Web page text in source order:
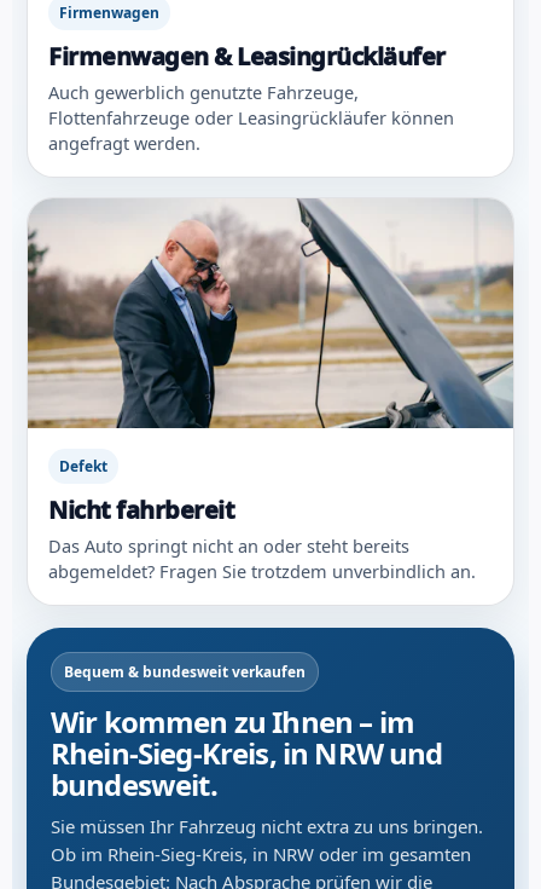
Firmenwagen
Firmenwagen & Leasingrückläufer
Auch gewerblich genutzte Fahrzeuge,
Flottenfahrzeuge oder Leasingrückläufer können
angefragt werden.
Defekt
Nicht fahrbereit
Das Auto springt nicht an oder steht bereits
abgemeldet? Fragen Sie trotzdem unverbindlich an.
Bequem & bundesweit verkaufen
Wir kommen zu Ihnen – im
Rhein-Sieg-Kreis, in NRW und
bundesweit.
Sie müssen Ihr Fahrzeug nicht extra zu uns bringen.
Ob im Rhein-Sieg-Kreis, in NRW oder im gesamten
Bundesgebiet: Nach Absprache prüfen wir die